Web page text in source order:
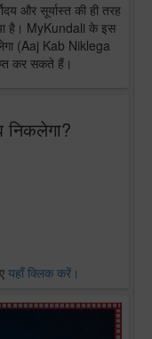
और सूर्यास्त की ही तरह
है। MyKundali के इस
(Aaj Kab Niklega
कर सकते हैं।
यहाँ क्लिक करें।